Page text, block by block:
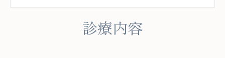
診療内容